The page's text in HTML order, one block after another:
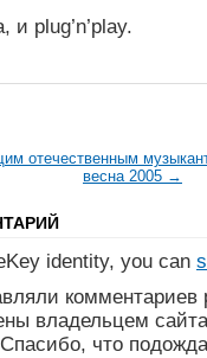
и plug’n’play.
отечественным
весна 2005 →
identity, you can
владельцем
что